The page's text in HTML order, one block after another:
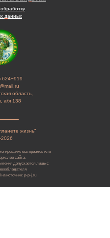
624−919
область,
а/я 138
жизнь"
материалов или
сайта,
допускается лишь с
источник: p-p-j.ru
данных